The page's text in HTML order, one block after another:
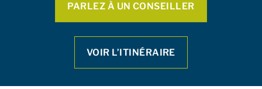
PARLEZ À UN CONSEILLER
VOIR L’ITINÉRAIRE